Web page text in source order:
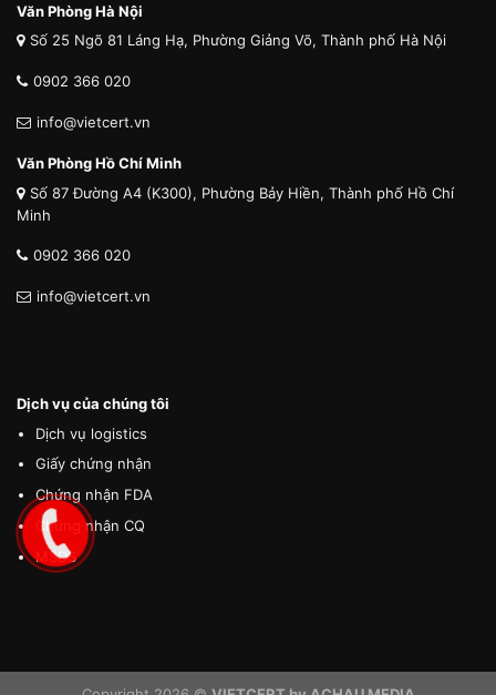
Văn Phòng Hà Nội
Số 25 Ngõ 81 Láng Hạ, Phường Giảng Võ, Thành phố Hà Nội
0902 366 020
info@vietcert.vn
Văn Phòng Hồ Chí Minh
Số 87 Đường A4 (K300), Phường Bảy Hiền, Thành phố Hồ Chí
Minh
0902 366 020
info@vietcert.vn
Dịch vụ của chúng tôi
Dịch vụ logistics
Giấy chứng nhận
Chứng nhận FDA
Chứng nhận CQ
MSDS